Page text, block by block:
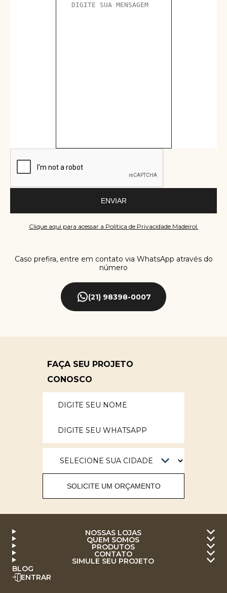
ENVIAR
Clique aqui para acessar a Política de Privacidade Madeirol.
Caso prefira, entre em contato via WhatsApp através do
número
(21) 98398-0007
FAÇA SEU PROJETO
CONOSCO
SOLICITE UM ORÇAMENTO
NOSSAS LOJAS
QUEM SOMOS
PRODUTOS
CONTATO
SIMULE SEU PROJETO
BLOG
ENTRAR